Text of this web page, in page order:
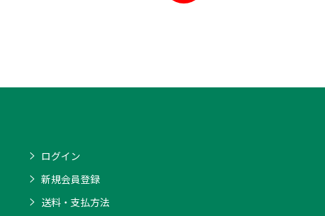
ログイン
新規会員登録
送料・支払方法